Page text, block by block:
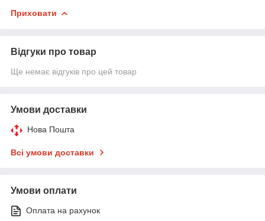
Приховати
Відгуки про товар
Ще немає відгуків про цей товар
Умови доставки
Нова Пошта
Всі умови доставки
Умови оплати
Оплата на рахунок